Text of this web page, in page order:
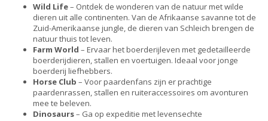
Wild Life– Ontdek de wonderen van de natuur met wilde
dieren uit alle continenten. Van de Afrikaanse savanne tot de
Zuid-Amerikaanse jungle, de dieren van Schleich brengen de
natuur thuis tot leven.
Farm World – Ervaar het boerderijleven met gedetailleerde
boerderijdieren, stallen en voertuigen. Ideaal voor jonge
boerderij liefhebbers.
Horse Club – Voor paardenfans zijn er prachtige
paardenrassen, stallen en ruiteraccessoires om avonturen
mee te beleven.
Dinosaurs– Ga op expeditie met levensechte